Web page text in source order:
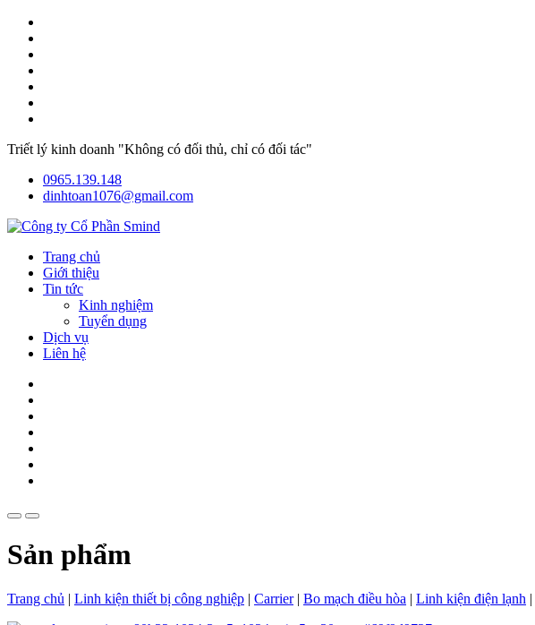
Triết lý kinh doanh "Không có đối thủ, chỉ có đối tác"
0965.139.148
dinhtoan1076@gmail.com
Trang chủ
Giới thiệu
Tin tức
Kinh nghiệm
Tuyển dụng
Dịch vụ
Liên hệ
Sản phẩm
Trang chủ | Linh kiện thiết bị công nghiệp | Carrier| Bo mạch điều hòa | Linh kiện điện lạnh |